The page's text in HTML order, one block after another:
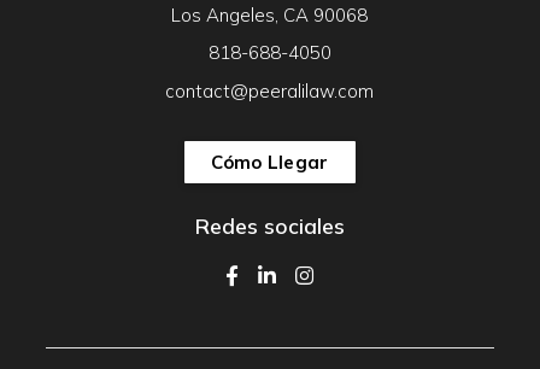
Los Angeles, CA 90068
818-688-4050
contact@peeralilaw.com
Cómo Llegar
Redes sociales